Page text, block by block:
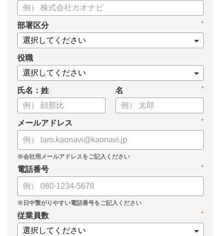
・超入門タレントマネジメント
・タレントマネジメントシステムの選び方
・タレントマネジメントシステム「カオナビ」の説明資料
*
部署区分
役職
氏名：姓 *
名
*
メールアドレス
*
電話番号
*
従業員数